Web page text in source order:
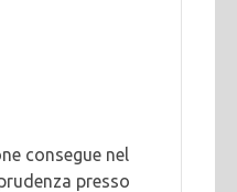
consegue nel
presso